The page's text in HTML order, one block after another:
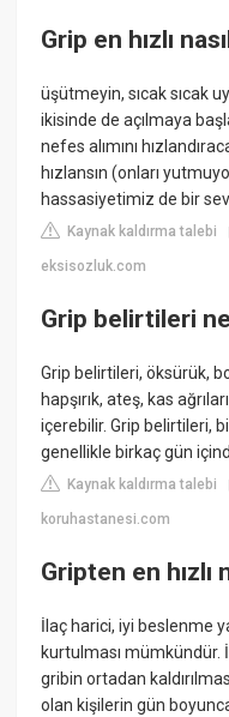
Grip en hızlı
üşütmeyin, sıcak sıcak
ikisinde de açılmaya
nefes alımını
hızlansın (onları
hassasiyetimiz de bir
Kaynak kaldırma talebi
eksisozluk.com
Grip belirtileri
Grip belirtileri, öksürük,
hapşırık, ateş, kas
içerebilir. Grip belirtileri,
genellikle birkaç gün
Kaynak kaldırma talebi
koruhastanesi.com
Gripten en hızlı
İlaç harici, iyi beslenme
kurtulması
gribin ortadan
olan kişilerin gün